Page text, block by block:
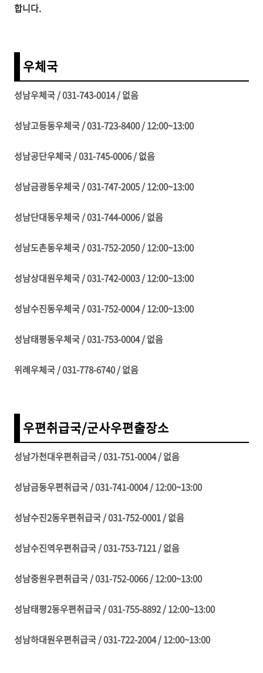
합니다.
우체국
성남우체국 / 031-743-0014 / 없음
성남고등동우체국 / 031-723-8400 / 12:00~13:00
성남공단우체국 / 031-745-0006 / 없음
성남금광동우체국 / 031-747-2005 / 12:00~13:00
성남단대동우체국 / 031-744-0006 / 없음
성남도촌동우체국 / 031-752-2050 / 12:00~13:00
성남상대원우체국 / 031-742-0003 / 12:00~13:00
성남수진동우체국 / 031-752-0004 / 12:00~13:00
성남태평동우체국 / 031-753-0004 / 없음
위례우체국 / 031-778-6740 / 없음
우편취급국/군사우편출장소
성남가천대우편취급국 / 031-751-0004 / 없음
성남금동우편취급국 / 031-741-0004 / 12:00~13:00
성남수진2동우편취급국 / 031-752-0001 / 없음
성남수진역우편취급국 / 031-753-7121 / 없음
성남중원우편취급국 / 031-752-0066 / 12:00~13:00
성남태평2동우편취급국 / 031-755-8892 / 12:00~13:00
성남하대원우편취급국 / 031-722-2004 / 12:00~13:00